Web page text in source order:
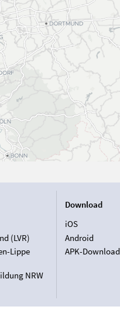
(LVR)
Lippe
NRW
Download
iOS
Android
APK-Download